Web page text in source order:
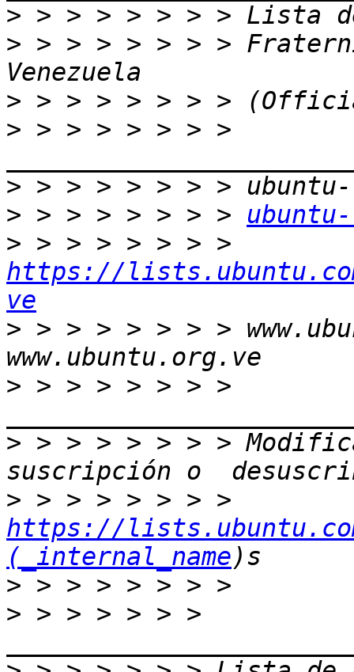
>
> > > > > > > >
>
> > > > > > > >
>
> > > > > > > >
>
https://
ve
> > > > > > > >
> > > > > > > >
> > > > > > > >
>
https://
(_internal_name
>
> > > > > > >